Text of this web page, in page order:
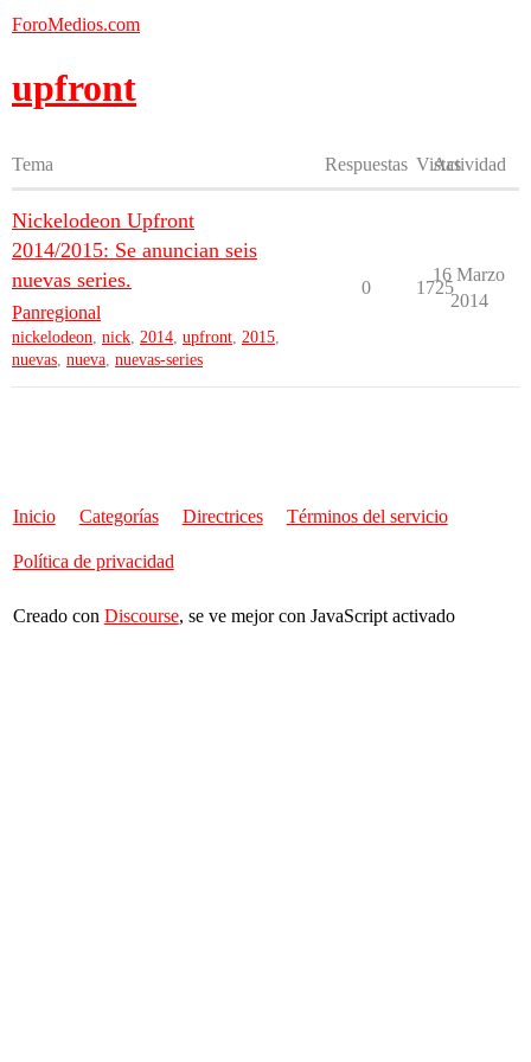
ForoMedios.com
upfront
Tema Respuestas Vistas
Actividad
Nickelodeon Upfront
2014/2015: Se anuncian seis
nuevas series.
Panregional
nickelodeon, nick, 2014, upfront, 2015,
nuevas, nueva, nuevas-series
0 1725
16 Marzo
2014
Inicio Categorías Directrices Términos del servicio
Política de privacidad
Creado con Discourse, se ve mejor con JavaScript activado